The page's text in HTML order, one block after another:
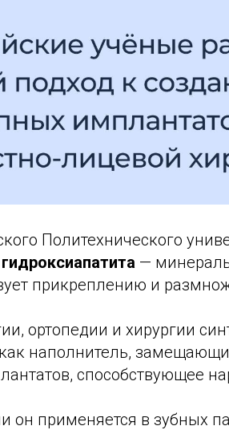
Политехнического
гидроксиапатита —
прикреплению и
ортопедии и хирургии
наполнитель,
способствующее
он применяется в зубных